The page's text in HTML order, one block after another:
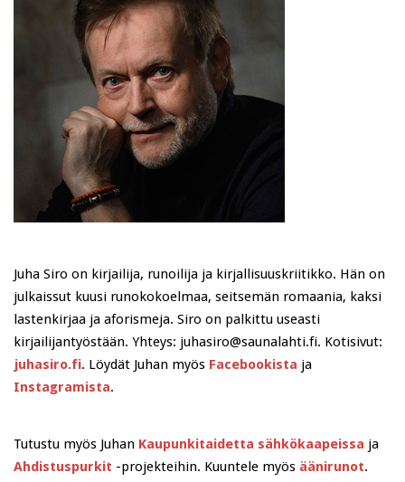
Juha Siro on kirjailija, runoilija ja kirjallisuuskriitikko. Hän on
julkaissut kuusi runokokoelmaa, seitsemän romaania, kaksi
lastenkirjaa ja aforismeja. Siro on palkittu useasti
kirjailijantyöstään. Yhteys: juhasiro@saunalahti.fi. Kotisivut:
juhasiro.fi. Löydät Juhan myös Facebookista ja
Instagramista.
Tutustu myös Juhan Kaupunkitaidetta sähkökaapeissa ja
Ahdistuspurkit -projekteihin. Kuuntele myös äänirunot.